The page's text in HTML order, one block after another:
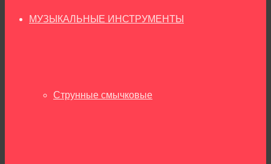
МУЗЫКАЛЬНЫЕ ИНСТРУМЕНТЫ
Струнные смычковые